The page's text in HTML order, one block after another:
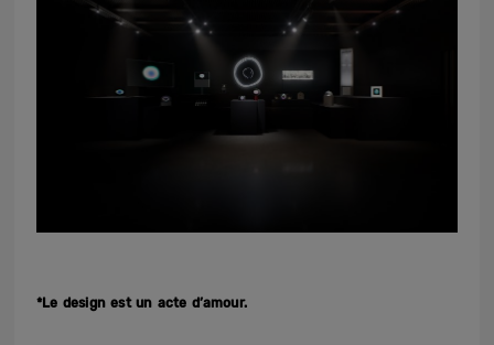
*Le design est un acte d’amour.